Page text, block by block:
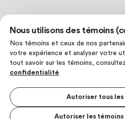
Nous utilisons des témoins
Nos témoins et ceux de nos
votre expérience et analyser votre
tout savoir sur les témoins,
confidentialité
Autoriser tous les
Autoriser les témoins